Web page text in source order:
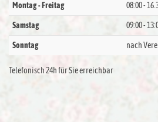
Montag - Freitag 08:00 -
Samstag 09:00 -
Sonntag nach
Telefonisch 24h für Sie erreichbar